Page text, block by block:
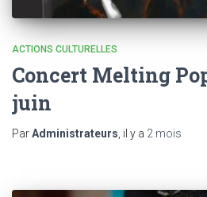
ACTIONS CULTURELLES
Concert Melting
juin
ParAdministrateurs , il y a 2 mois